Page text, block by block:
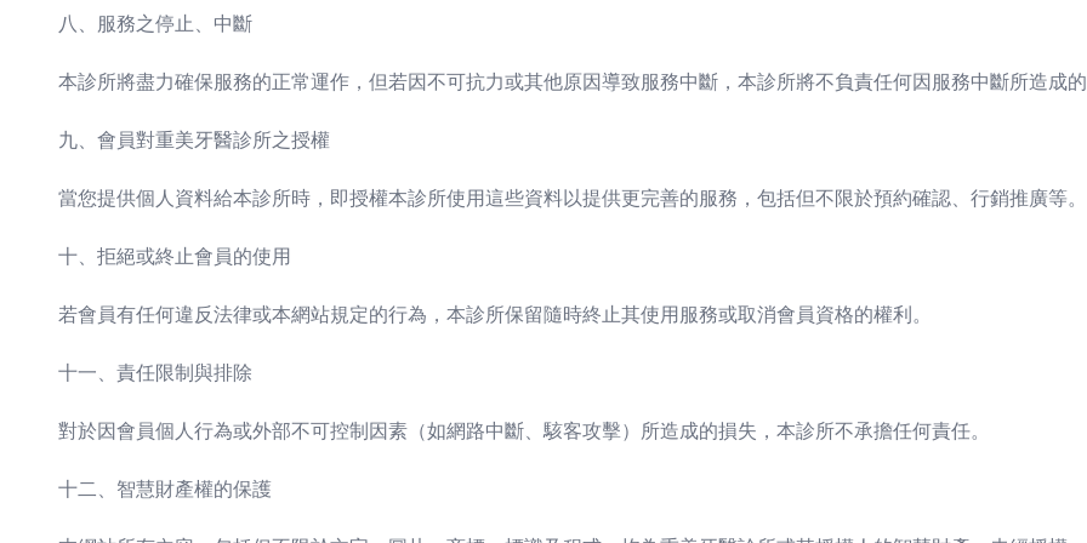
八、服務之停止、中斷
本診所將盡力確保服務的正常運作，但若因不可抗力或其他原因導致服務中斷，本診所將不負責任何因服務中斷所造成
九、會員對重美牙醫診所之授權
當您提供個人資料給本診所時，即授權本診所使用這些資料以提供更完善的服務，包括但不限於預約確認、行銷推廣等。
十、拒絕或終止會員的使用
若會員有任何違反法律或本網站規定的行為，本診所保留隨時終止其使用服務或取消會員資格的權利。
十一、責任限制與排除
對於因會員個人行為或外部不可控制因素（如網路中斷、駭客攻擊）所造成的損失，本診所不承擔任何責任。
十二、智慧財產權的保護